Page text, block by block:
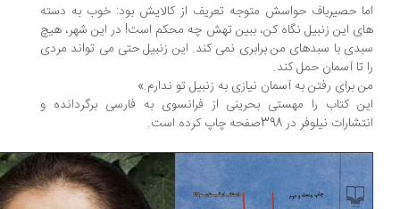
حصیرباف حواسش متوجه تعریف از کالایش بود: خوب به دسته
این زنبیل نگاه کن، ببین تهش چه محکم است! در این شهر، هیچ
با سبدهای من برابری نمی کند. این زنبیل حتی می تواند مردی
تا آسمان حمل کند.
برای رفتن به آسمان نیازی به زنبیل تو ندارم.»
کتاب را مهستی بحرینی از فرانسوی به فارسی برگردانده و
نیلوفر در 398صفحه چاپ کرده است.